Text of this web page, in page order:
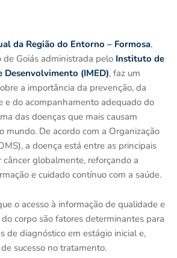
da Região do Entorno – Formosa,
Goiás administrada pelo Instituto de
Desenvolvimento (IMED), faz um
a importância da prevenção, da
e do acompanhamento adequado do
das doenças que mais causam
mundo. De acordo com a Organização
a doença está entre as principais
câncer globalmente, reforçando a
e cuidado contínuo com a saúde.
o acesso à informação de qualidade e
corpo são fatores determinantes para
de diagnóstico em estágio inicial e,
sucesso no tratamento.